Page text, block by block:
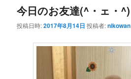
今日のお友達(^・ェ・^)
投稿日時:2017年8月14日 投稿者:nikowan